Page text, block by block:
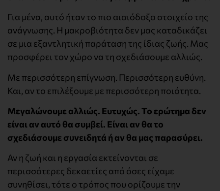
Για μένα, αυτό ήταν το πιο αισιόδοξο στοιχείο της
ανάγνωσης. Η μακροβιότητα δεν μας καταδικάζει
σε μια εξαντλητική παράταση της ίδιας ζωής. Μας
προσφέρει τον χώρο να τη σχεδιάσουμε αλλιώς.
Με περισσότερη επίγνωση. Περισσότερη ευθύνη.
Και, αν το επιλέξουμε με περισσότερη ποιότητα.
Μεγαλώνουμε αλλιώς. Ευτυχώς. Το ερώτημα δεν
είναι αν αυτό θα συμβεί. Είναι αν θα το
σχεδιάσουμε συνειδητά ή αν θα μας παρασύρει.
Αν η ζωή και η εργασία εκτείνονται σε
περισσότερες δεκαετίες από όσες είχαμε
συνηθίσει, τότε ο τρόπος που ορίζουμε την